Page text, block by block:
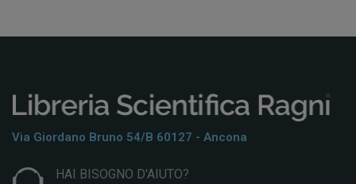
Via Giordano Bruno 54/b 60127 - Ancona
HAI BISOGNO D'AIUTO?